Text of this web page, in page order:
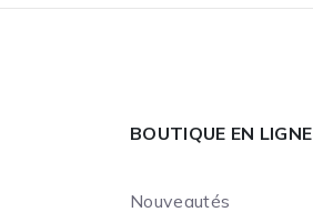
BOUTIQUE EN LIGNE
Nouveautés